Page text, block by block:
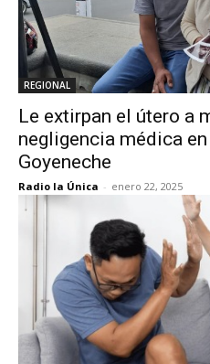
REGIONAL
Le extirpan el útero a
negligencia médica
Goyeneche
Radio la Única - enero 22, 2025